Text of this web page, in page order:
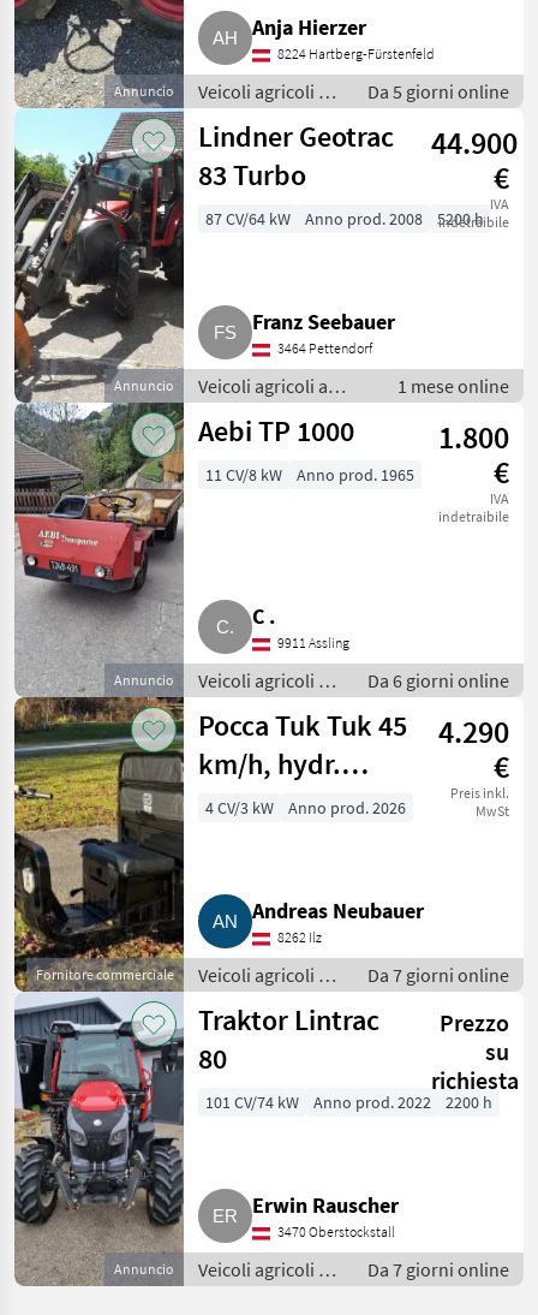
Annuncio
Anja Hierzer
8224 Hartberg-Fürstenfeld
Veicoli agricoli a
motore / Carri a
motore
Da 5 giorni online
Annuncio
Lindner Geotrac
83 Turbo
44.900
€
IVA
indetraibile
87 CV/64 kW Anno prod. 2008 5200 h
Franz Seebauer
3464 Pettendorf
Veicoli agricoli a
motore / Carri a
motore
1 mese online
Annuncio
Aebi TP 1000
1.800
€
IVA
indetraibile
11 CV/8 kW Anno prod. 1965
C .
9911 Assling
Veicoli agricoli a
motore / Carri a
motore
Da 6 giorni online
Fornitore commerciale
Pocca Tuk Tuk 45
km/h, hydr.
Kipper, Campo
4.290
€
Preis inkl.
MwSt
4 CV/3 kW Anno prod. 2026
Andreas Neubauer
8262 Ilz
Veicoli agricoli a
motore / Carri a
motore
Da 7 giorni online
Annuncio
Traktor Lintrac
80
Prezzo
su
richiesta
101 CV/74 kW Anno prod. 2022 2200 h
Erwin Rauscher
3470 Oberstockstall
Veicoli agricoli a
motore / Carri a
Da 7 giorni online